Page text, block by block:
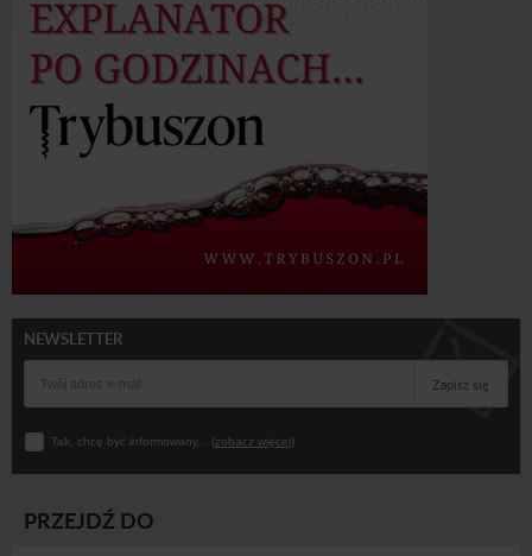
NEWSLETTER
Zapisz się
Tak, chcę być informowany... (zobacz więcej)
PRZEJDŹ DO